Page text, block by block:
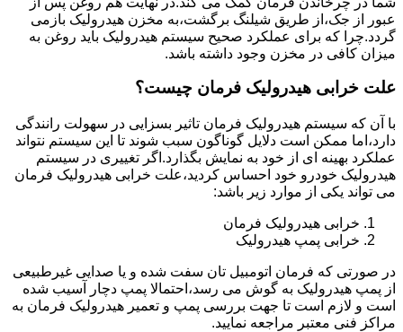
عبور از جک،از طریق شیلنگ برگشت،به مخزن هیدرولیک بازمی
گردد.چرا که برای عملکرد صحیح سیستم هیدرولیک باید روغن به
میزان کافی در مخزن وجود داشته باشد.
علت خرابی هیدرولیک فرمان چیست؟
با آن که سیستم هیدرولیک فرمان تاثیر بسزایی در سهولت رانندگی
دارد،اما ممکن است دلایل گوناگون سبب شوند تا این سیستم نتواند
عملکرد بهینه ای از خود به نمایش بگذارد.اگر تغییری در سیستم
هیدرولیک خودرو خود احساس کردید،علت خرابی هیدرولیک فرمان
می تواند یکی از موارد زیر باشد:
خرابی هیدرولیک فرمان
خرابی پمپ هیدرولیک
در صورتی که فرمان اتومبیل تان سفت شده و یا صدایی غیرطبیعی
از پمپ هیدرولیک به گوش می رسد،احتمالا پمپ دچار آسیب شده
است و لازم است تا جهت بررسی پمپ و تعمیر هیدرولیک فرمان به
مراکز فنی معتبر مراجعه نمایید.